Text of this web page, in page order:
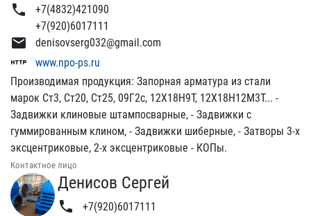
phone
+7(4832)421090
+7(920)6017111
email denisovserg032@gmail.com
http
www.npo-ps.ru
Производимая продукция: Запорная арматура из стали
марок Ст3, Ст20, Ст25, 09Г2с, 12Х18Н9Т, 12Х18Н12М3Т... -
Задвижки клиновые штампосварные, - Задвижки с
гуммированным клином, - Задвижки шиберные, - Затворы 3-х
эксцентриковые, 2-х эксцентриковые - КОПы.
Контактное лицо
Денисов Сергей
phone +7(920)6017111